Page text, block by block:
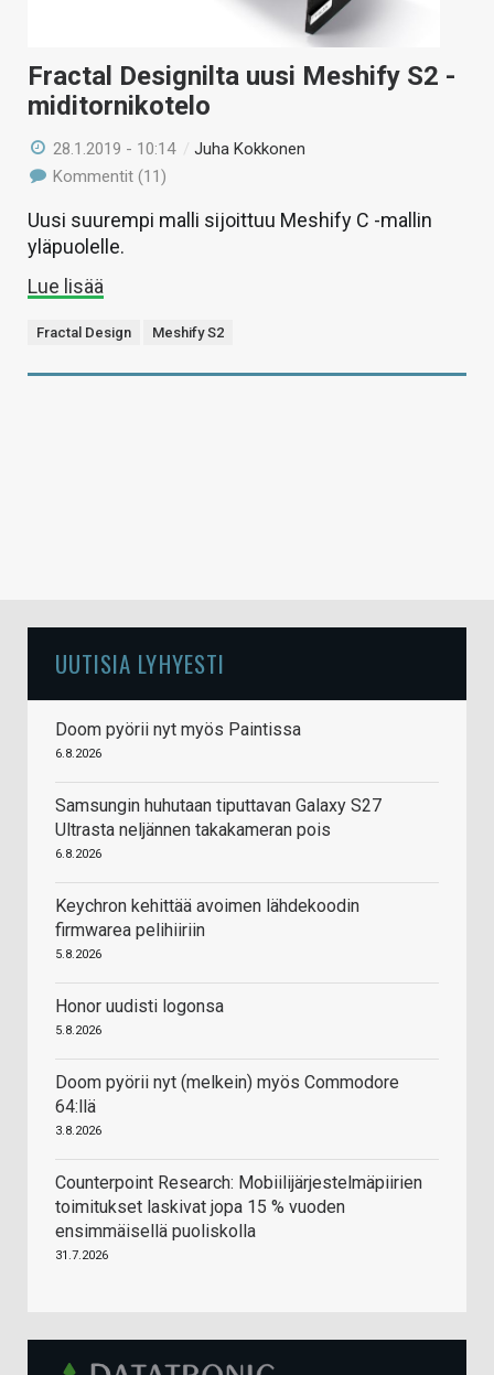
Fractal Designilta uusi Meshify S2 -
miditornikotelo
28.1.2019 - 10:14 /Juha Kokkonen
Kommentit (11)
Uusi suurempi malli sijoittuu Meshify C -mallin
yläpuolelle.
Lue lisää
Fractal Design Meshify S2
UUTISIA LYHYESTI
Doom pyörii nyt myös Paintissa
6.8.2026
Samsungin huhutaan tiputtavan Galaxy S27
Ultrasta neljännen takakameran pois
6.8.2026
Keychron kehittää avoimen lähdekoodin
firmwarea pelihiiriin
5.8.2026
Honor uudisti logonsa
5.8.2026
Doom pyörii nyt (melkein) myös Commodore
64:llä
3.8.2026
Counterpoint Research: Mobiilijärjestelmäpiirien
toimitukset laskivat jopa 15 % vuoden
ensimmäisellä puoliskolla
31.7.2026